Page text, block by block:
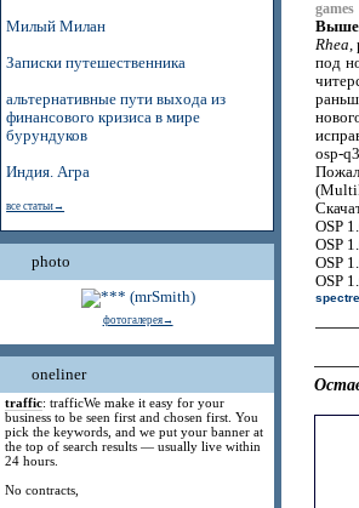
Милый Милан
Записки путешественника
альтернативные пути выхода из
финансового кризиса в мире
бурундуков
Индия. Агра
все статьи→
photo
фотогалерея→
oneliner
traffic: trafficWe make it easy for your
business to be seen first and chosen first. You
pick the keywords, and we put your banner at
the top of search results — usually live within
24 hours.
No contracts,
games
Rhea,
под
osp-
OSP
OSP
OSP
OSP
spectre